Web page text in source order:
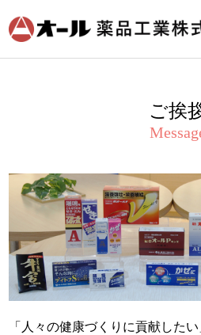
ご挨
「人々の健康づくりに貢献した